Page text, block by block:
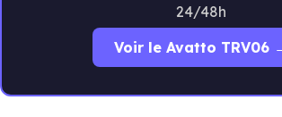
24/48h
Voir le Avatto TRV06